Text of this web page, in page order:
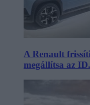
A Renault
megállítsa az